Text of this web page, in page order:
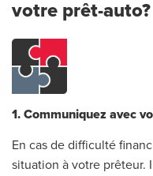
votre prêt-auto?
1. Communiquez avec
En cas de difficulté
situation à votre prêteur.